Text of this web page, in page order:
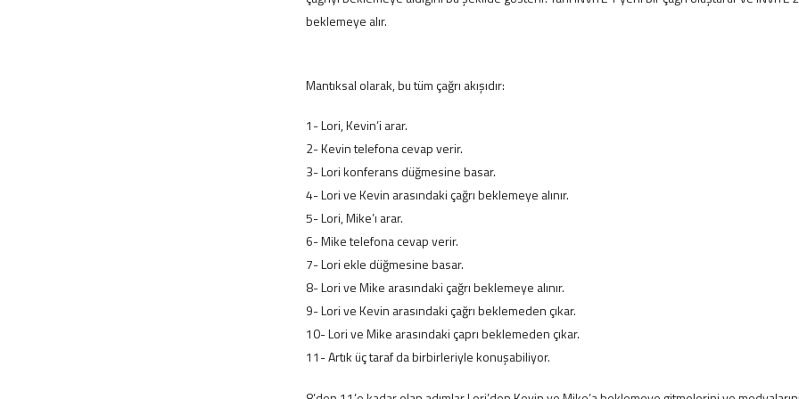
beklemeye alır.
Mantıksal olarak, bu tüm çağrı akışıdır:
1- Lori, Kevin’i arar.
2- Kevin telefona cevap verir.
3- Lori konferans düğmesine basar.
4- Lori ve Kevin arasındaki çağrı beklemeye alınır.
5- Lori, Mike’ı arar.
6- Mike telefona cevap verir.
7- Lori ekle düğmesine basar.
8- Lori ve Mike arasındaki çağrı beklemeye alınır.
9- Lori ve Kevin arasındaki çağrı beklemeden çıkar.
10- Lori ve Mike arasındaki çaprı beklemeden çıkar.
11- Artık üç taraf da birbirleriyle konuşabiliyor.